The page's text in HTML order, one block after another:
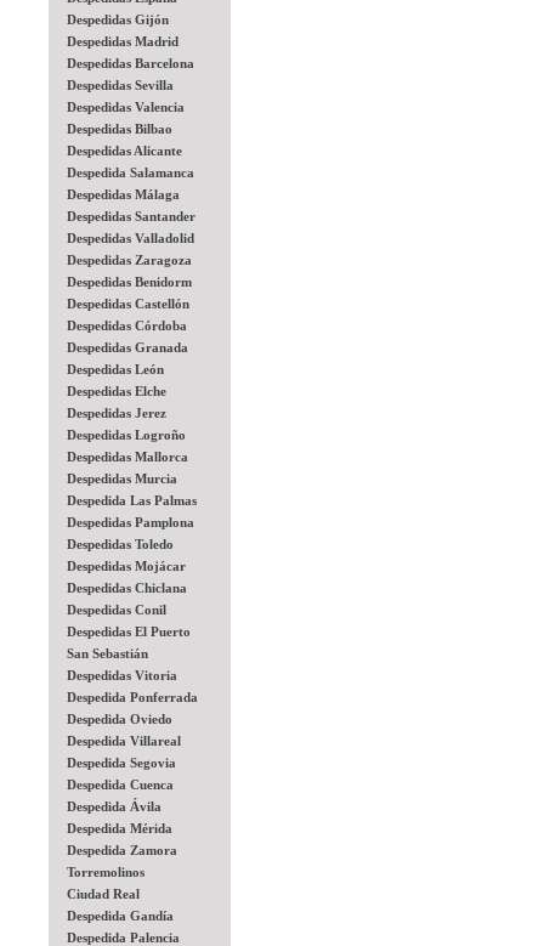
Despedidas Gijón
Despedidas Madrid
Despedidas Barcelona
Despedidas Sevilla
Despedidas Valencia
Despedidas Bilbao
Despedidas Alicante
Despedida Salamanca
Despedidas Málaga
Despedidas Santander
Despedidas Valladolid
Despedidas Zaragoza
Despedidas Benidorm
Despedidas Castellón
Despedidas Córdoba
Despedidas Granada
Despedidas León
Despedidas Elche
Despedidas Jerez
Despedidas Logroño
Despedidas Mallorca
Despedidas Murcia
Despedida Las Palmas
Despedidas Pamplona
Despedidas Toledo
Despedidas Mojácar
Despedidas Chiclana
Despedidas Conil
Despedidas El Puerto
San Sebastián
Despedidas Vitoria
Despedida Ponferrada
Despedida Oviedo
Despedida Villareal
Despedida Segovia
Despedida Cuenca
Despedida Ávila
Despedida Mérida
Despedida Zamora
Torremolinos
Ciudad Real
Despedida Gandía
Despedida Palencia